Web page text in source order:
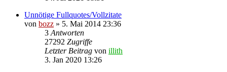
Unnötige Fullquotes/Vollzitate
von bozz » 5. Mai 2014 23:36
3 Antworten
27292 Zugriffe
Letzter Beitrag von illith
3. Jan 2020 13:26